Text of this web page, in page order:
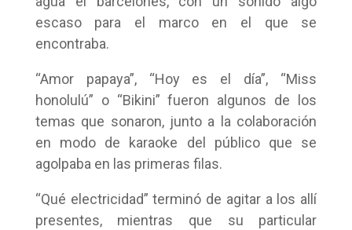
escaso para el marco en el que se
encontraba.
“Amor papaya”, “Hoy es el día”, “Miss
honolulú” o “Bikini” fueron algunos de los
temas que sonaron, junto a la colaboración
en modo de karaoke del público que se
agolpaba en las primeras filas.
“Qué electricidad” terminó de agitar a los allí
presentes, mientras que su particular